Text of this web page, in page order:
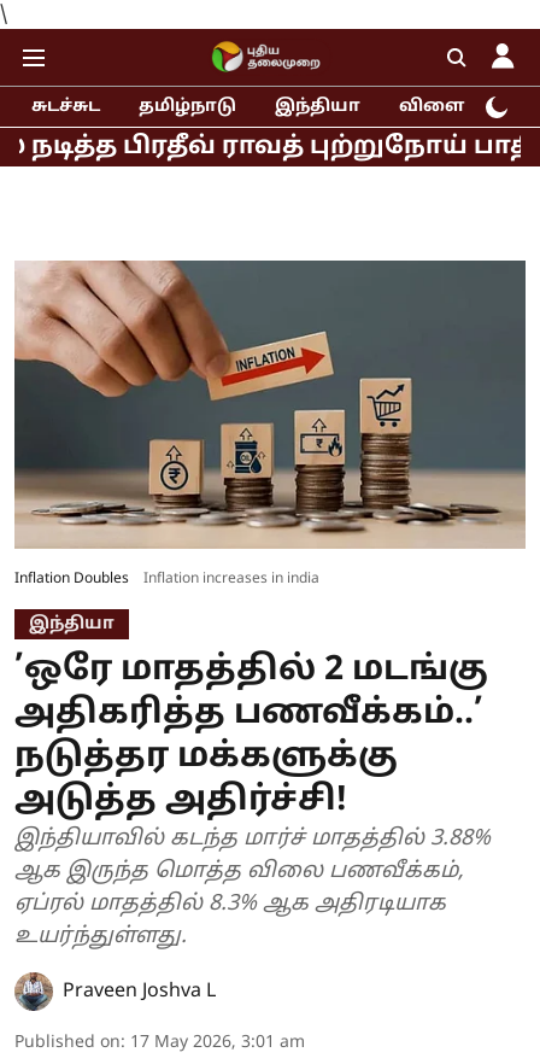
\
சுடச்சுட தமிழ்நாடு இந்தியா விளையாட்டு
ராவத் புற்றுநோய் பாதிப்பால்
Inflation Doubles Inflation increases in india
இந்தியா
’ஒரே மாதத்தில் 2 மடங்கு
அதிகரித்த பணவீக்கம்..’
நடுத்தர மக்களுக்கு
அடுத்த அதிர்ச்சி!
இந்தியாவில் கடந்த மார்ச் மாதத்தில் 3.88%
ஆக இருந்த மொத்த விலை பணவீக்கம்,
ஏப்ரல் மாதத்தில் 8.3% ஆக அதிரடியாக
உயர்ந்துள்ளது.
Praveen Joshva L
Published on: 17 May 2026, 3:01 am